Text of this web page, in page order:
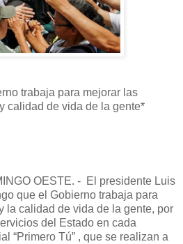
trabaja para mejorar las
calidad de vida de la gente*
OESTE. - El presidente Luis
que el Gobierno trabaja para
la calidad de vida de la gente, por
del Estado en cada
“Primero Tú” , que se realizan a